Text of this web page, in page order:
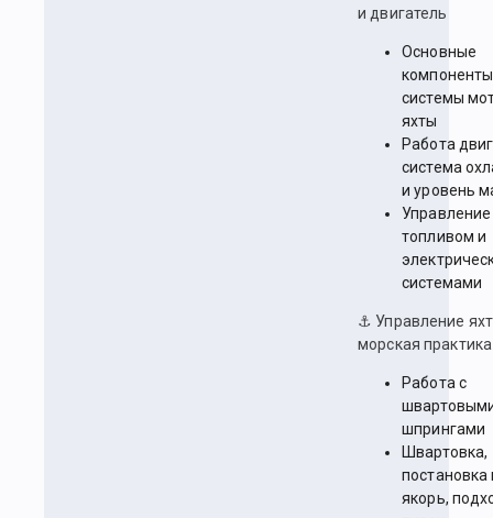
и двигатель
Основные
системы
яхты
Работа
система
и уровень
Управление
топливом и
системами
⚓ Управление
морская практика
Работа с
шпрингами
Швартовка,
постановка
якорь,